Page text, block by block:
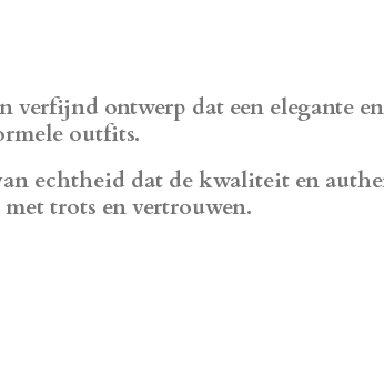
ontwerp dat een elegante
outfits.
echtheid dat de kwaliteit en
trots en vertrouwen.